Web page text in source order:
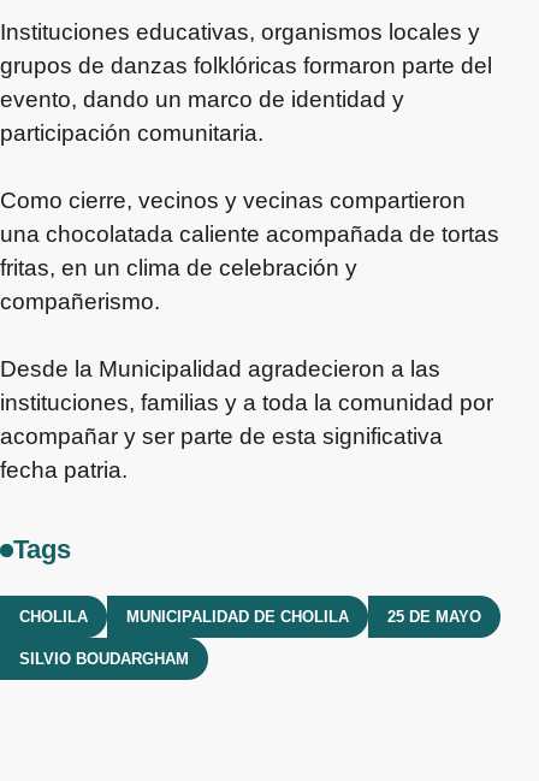
Instituciones educativas, organismos locales y
grupos de danzas folklóricas formaron parte del
evento, dando un marco de identidad y
participación comunitaria.
Como cierre, vecinos y vecinas compartieron
una chocolatada caliente acompañada de tortas
fritas, en un clima de celebración y
compañerismo.
Desde la Municipalidad agradecieron a las
instituciones, familias y a toda la comunidad por
acompañar y ser parte de esta significativa
fecha patria.
Tags
CHOLILA MUNICIPALIDAD DE CHOLILA 25 DE MAYO
SILVIO BOUDARGHAM